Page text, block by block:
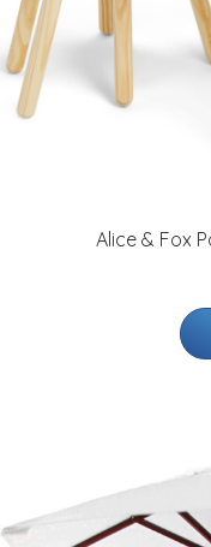
Alice & Fox